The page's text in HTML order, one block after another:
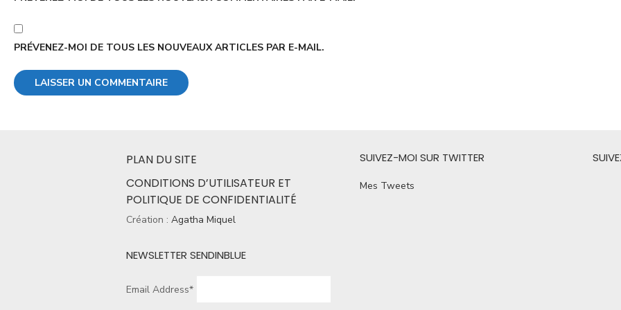
PRÉVENEZ-MOI DE TOUS LES NOUVEAUX ARTICLES PAR E-MAIL.
PLAN DU SITE
CONDITIONS D’UTILISATEUR ET
POLITIQUE DE CONFIDENTIALITÉ
Création : Agatha Miquel
NEWSLETTER SENDINBLUE
Email Address*
SUIVEZ-MOI SUR TWITTER
Mes Tweets